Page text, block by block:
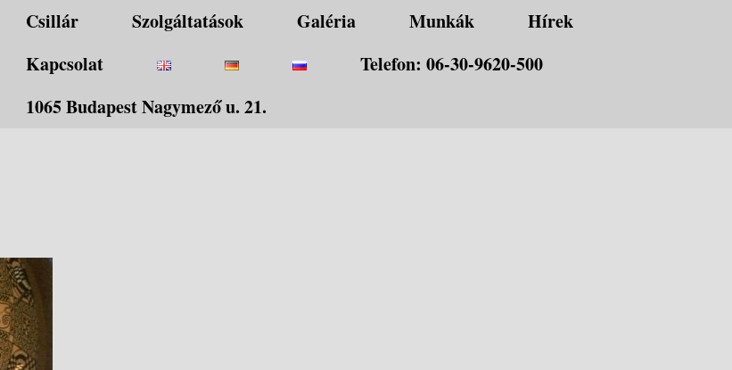
Csillár Szolgáltatások Galéria Munkák
Hírek
Kapcsolat
Telefon: 06-30-9620-500
1065 Budapest Nagymező u. 21.